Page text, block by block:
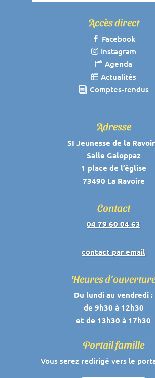
Accès direct
 Facebook
 Instagram
 Agenda
 Actualités
i Comptes-rendus
Adresse
SI Jeunesse de la
Salle Galoppaz
1 place de l’église
73490 La Ravoire
Contact
04 79 60 04 63
contact par email
Heures
Du lundi au vendredi :
de 9h30 à 12h30
et de 13h30 à 17h30
Portail famille
Vous serez redirigé vers le